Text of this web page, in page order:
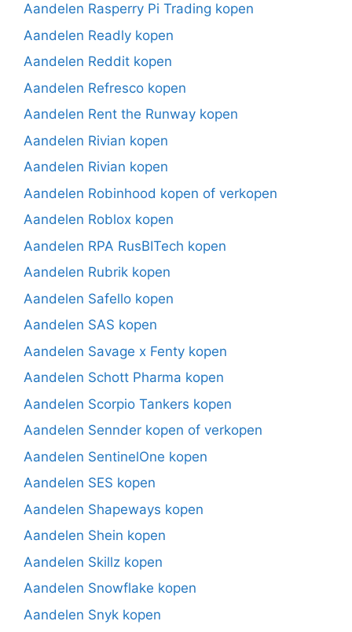
Aandelen Rasperry Pi Trading kopen
Aandelen Readly kopen
Aandelen Reddit kopen
Aandelen Refresco kopen
Aandelen Rent the Runway kopen
Aandelen Rivian kopen
Aandelen Rivian kopen
Aandelen Robinhood kopen of verkopen
Aandelen Roblox kopen
Aandelen RPA RusBITech kopen
Aandelen Rubrik kopen
Aandelen Safello kopen
Aandelen SAS kopen
Aandelen Savage x Fenty kopen
Aandelen Schott Pharma kopen
Aandelen Scorpio Tankers kopen
Aandelen Sennder kopen of verkopen
Aandelen SentinelOne kopen
Aandelen SES kopen
Aandelen Shapeways kopen
Aandelen Shein kopen
Aandelen Skillz kopen
Aandelen Snowflake kopen
Aandelen Snyk kopen